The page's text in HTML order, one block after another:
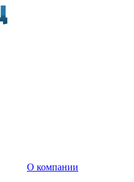
О компании